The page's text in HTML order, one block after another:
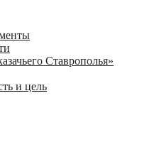
Ставрополья»
и цель